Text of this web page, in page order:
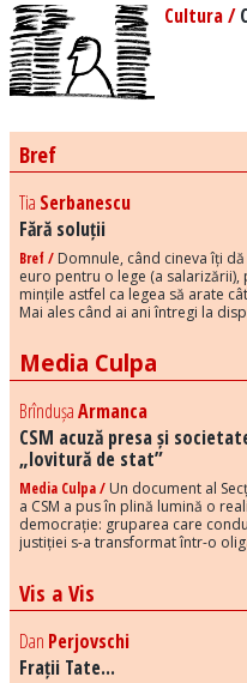
Cultura /
Bref
Tia Serbanescu
Fără soluții
Bref / Domnule, când cineva îți
euro pentru o lege (a salarizării),
mințile astfel ca legea să arate
Mai ales când ai ani întregi la
Media Culpa
BrîndușaArmanca
CSM acuză presa și
„lovitură de stat”
Media Culpa / Un document al
a CSM a pus în plină lumină o
democrație: gruparea care
justiției s-a transformat într-o
Vis a Vis
Dan Perjovschi
Frații Tate...